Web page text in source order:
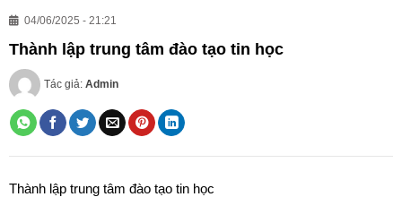
04/06/2025 - 21:21
Thành lập trung tâm đào tạo tin học
Tác giả: Admin
Thành lập trung tâm đào tạo tin học